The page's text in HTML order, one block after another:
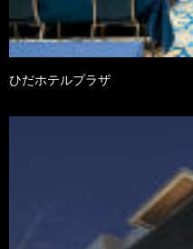
ひだホテルプラザ